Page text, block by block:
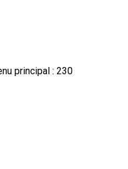
principal : 230